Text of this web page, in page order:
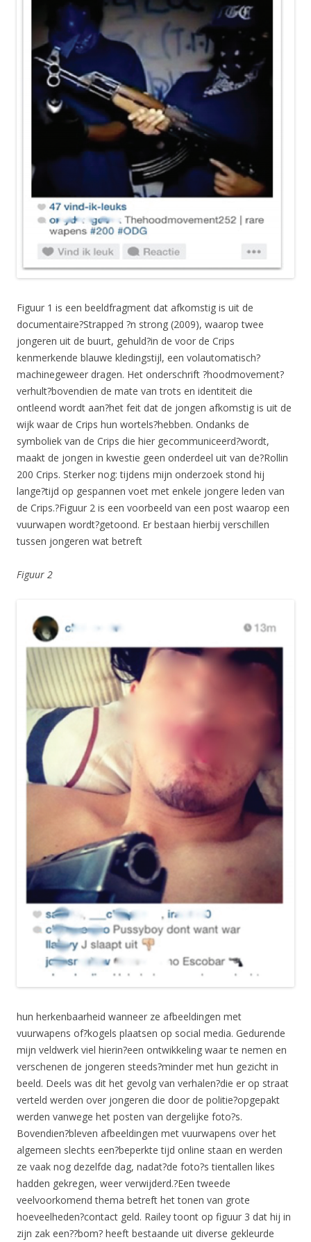
Figuur 1 is een beeldfragment dat afkomstig is uit de
documentaire?Strapped ?n strong (2009), waarop twee
jongeren uit de buurt, gehuld?in de voor de Crips
kenmerkende blauwe kledingstijl, een volautomatisch?
machinegeweer dragen. Het onderschrift ?hoodmovement?
verhult?bovendien de mate van trots en identiteit die
ontleend wordt aan?het feit dat de jongen afkomstig is uit de
wijk waar de Crips hun wortels?hebben. Ondanks de
symboliek van de Crips die hier gecommuniceerd?wordt,
maakt de jongen in kwestie geen onderdeel uit van de?Rollin
200 Crips. Sterker nog: tijdens mijn onderzoek stond hij
lange?tijd op gespannen voet met enkele jongere leden van
de Crips.?Figuur 2 is een voorbeeld van een post waarop een
vuurwapen wordt?getoond. Er bestaan hierbij verschillen
tussen jongeren wat betreft
Figuur 2
hun herkenbaarheid wanneer ze afbeeldingen met
vuurwapens of?kogels plaatsen op social media. Gedurende
mijn veldwerk viel hierin?een ontwikkeling waar te nemen en
verschenen de jongeren steeds?minder met hun gezicht in
beeld. Deels was dit het gevolg van verhalen?die er op straat
verteld werden over jongeren die door de politie?opgepakt
werden vanwege het posten van dergelijke foto?s.
Bovendien?bleven afbeeldingen met vuurwapens over het
algemeen slechts een?beperkte tijd online staan en werden
ze vaak nog dezelfde dag, nadat?de foto?s tientallen likes
hadden gekregen, weer verwijderd.?Een tweede
veelvoorkomend thema betreft het tonen van grote
hoeveelheden?contact geld. Railey toont op figuur 3 dat hij in
zijn zak een??bom? heeft bestaande uit diverse gekleurde